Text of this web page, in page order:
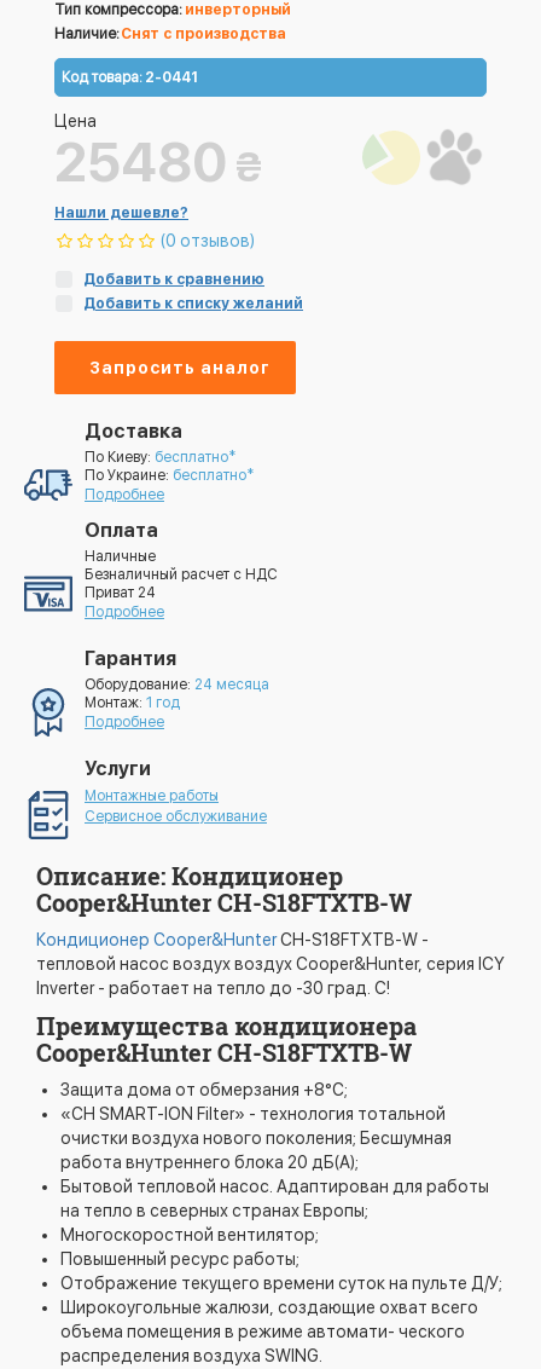
Тип компрессора: инверторный
Наличие:Снят с производства
Код товара: 2-0441
Цена
25480 ₴
Нашли дешевле?
(0 отзывов)
Добавить к сравнению
Добавить к списку желаний
Запросить аналог
Доставка
По Киеву: бесплатно*
По Украине: бесплатно*
Подробнее
Оплата
Наличные
Безналичный расчет с НДС
Приват 24
Подробнее
Гарантия
Оборудование: 24 месяца
Монтаж: 1 год
Подробнее
Услуги
Монтажные работы
Сервисное обслуживание
Описание: Кондиционер
Cooper&Hunter CH-S18FTXTB-W
Кондиционер Cooper&HunterCH-S18FTXTB-W -
тепловой насос воздух воздух Cooper&Hunter, серия ICY
Inverter - работает на тепло до -30 град. С!
Преимущества кондиционера
Cooper&Hunter CH-S18FTXTB-W
Защита дома от обмерзания +8°C;
«CH SMART-ION Filter» - технология тотальной
очистки воздуха нового поколения; Бесшумная
работа внутреннего блока 20 дБ(А);
Бытовой тепловой насос. Адаптирован для работы
на тепло в северных странах Европы;
Многоскоростной вентилятор;
Повышенный ресурс работы;
Отображение текущего времени суток на пульте Д/У;
Широкоугольные жалюзи, создающие охват всего
объема помещения в режиме автомати- ческого
распределения воздуха SWING.